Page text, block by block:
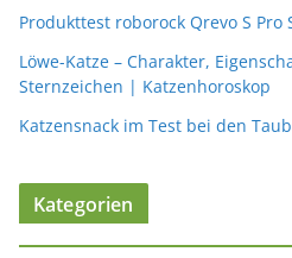
Produkttest roborock Qrevo S Pro
Löwe-Katze – Charakter,
Sternzeichen | Katzenhoroskop
Katzensnack im Test bei den
Kategorien